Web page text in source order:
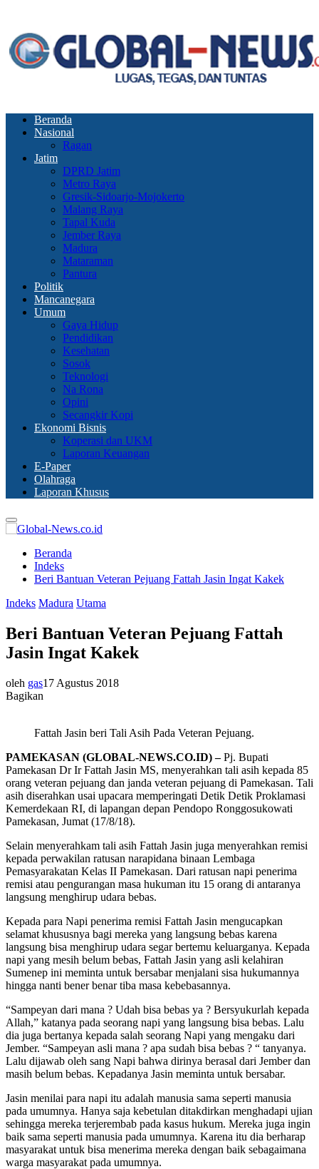
Beranda
Nasional
Ragan
Jatim
DPRD Jatim
Metro Raya
Gresik-Sidoarjo-Mojokerto
Malang Raya
Tapal Kuda
Jember Raya
Madura
Mataraman
Pantura
Politik
Mancanegara
Umum
Gaya Hidup
Pendidikan
Kesehatan
Sosok
Teknologi
Na Rona
Opini
Secangkir Kopi
Ekonomi Bisnis
Koperasi dan UKM
Laporan Keuangan
E-Paper
Olahraga
Laporan Khusus
Primary
Menu
Beranda
Indeks
Beri Bantuan Veteran Pejuang Fattah Jasin Ingat Kakek
Indeks Madura Utama
Beri Bantuan Veteran Pejuang Fattah
Jasin Ingat Kakek
oleh gas17 Agustus 2018
Bagikan
Fattah Jasin beri Tali Asih Pada Veteran Pejuang.
PAMEKASAN (GLOBAL-NEWS.CO.ID) –Pj. Bupati
Pamekasan Dr Ir Fattah Jasin MS, menyerahkan tali asih kepada 85
orang veteran pejuang dan janda veteran pejuang di Pamekasan. Tali
asih diserahkan usai upacara memperingati Detik Detik Proklamasi
Kemerdekaan RI, di lapangan depan Pendopo Ronggosukowati
Pamekasan, Jumat (17/8/18).
Selain menyerahkam tali asih Fattah Jasin juga menyerahkan remisi
kepada perwakilan ratusan narapidana binaan Lembaga
Pemasyarakatan Kelas II Pamekasan. Dari ratusan napi penerima
remisi atau pengurangan masa hukuman itu 15 orang di antaranya
langsung menghirup udara bebas.
Kepada para Napi penerima remisi Fattah Jasin mengucapkan
selamat khususnya bagi mereka yang langsung bebas karena
langsung bisa menghirup udara segar bertemu keluarganya. Kepada
napi yang mesih belum bebas, Fattah Jasin yang asli kelahiran
Sumenep ini meminta untuk bersabar menjalani sisa hukumannya
hingga nanti bener benar tiba masa kebebasannya.
“Sampeyan dari mana ? Udah bisa bebas ya ? Bersyukurlah kepada
Allah,” katanya pada seorang napi yang langsung bisa bebas. Lalu
dia juga bertanya kepada salah seorang Napi yang mengaku dari
Jember. “Sampeyan asli mana ? apa sudah bisa bebas ? “ tanyanya.
Lalu dijawab oleh sang Napi bahwa dirinya berasal dari Jember dan
masih belum bebas. Kepadanya Jasin meminta untuk bersabar.
Jasin menilai para napi itu adalah manusia sama seperti manusia
pada umumnya. Hanya saja kebetulan ditakdirkan menghadapi ujian
sehingga mereka terjerembab pada kasus hukum. Mereka juga ingin
baik sama seperti manusia pada umumnya. Karena itu dia berharap
masyarakat untuk bisa menerima mereka dengan baik sebagaimana
warga masyarakat pada umumnya.